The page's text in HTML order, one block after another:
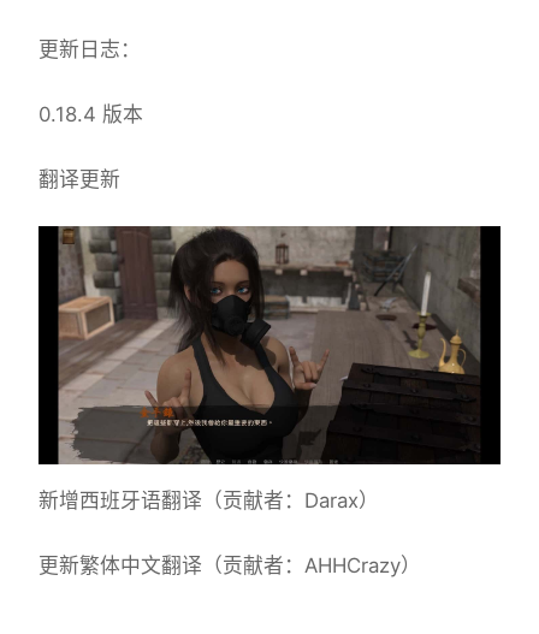
更新日志：
0.18.4 版本
翻译更新
新增西班牙语翻译（贡献者：Darax）
更新繁体中文翻译（贡献者：AHHCrazy）